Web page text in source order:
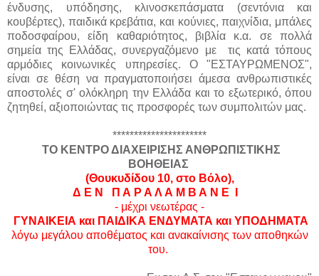
ένδυσης, υπόδησης, κλινοσκεπάσματα (σεντόνια και
κουβέρτες), παιδικά κρεβάτια, και κούνιες, παιχνίδια, μπάλες
ποδοσφαίρου, είδη καθαριότητος, βιβλία κ.α. σε πολλά
σημεία της Ελλάδας, συνεργαζόμενο με τις κατά τόπους
αρμόδιες κοινωνικές υπηρεσίες. Ο "ΕΣΤΑΥΡΩΜΕΝΟΣ",
είναι σε θέση να πραγματοποιήσει άμεσα ανθρωπιστικές
αποστολές σ' ολόκληρη την Ελλάδα και το εξωτερικό, όπου
ζητηθεί, αξιοποιώντας τις προσφορές των συμπολιτών μας.
**********************
ΤΟ ΚΕΝΤΡΟ ΔΙΑΧΕΙΡΙΣΗΣ ΑΝΘΡΩΠΙΣΤΙΚΗΣ
ΒΟΗΘΕΙΑΣ
(Θουκυδίδου 10, στο Βόλο),
Δ Ε Ν Π Α Ρ Α Λ Α Μ Β Α Ν Ε Ι
- μέχρι νεωτέρας -
ΓΥΝΑΙΚΕΙΑ και ΠΑΙΔΙΚΑ ΕΝΔΥΜΑΤΑ και ΥΠΟΔΗΜΑΤΑ
λόγω μεγάλου αποθέματος και ανακαίνισης των αποθηκών
του.